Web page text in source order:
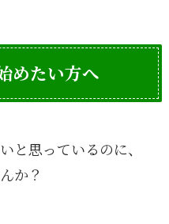
めたい方へ
と思っているのに、
か？